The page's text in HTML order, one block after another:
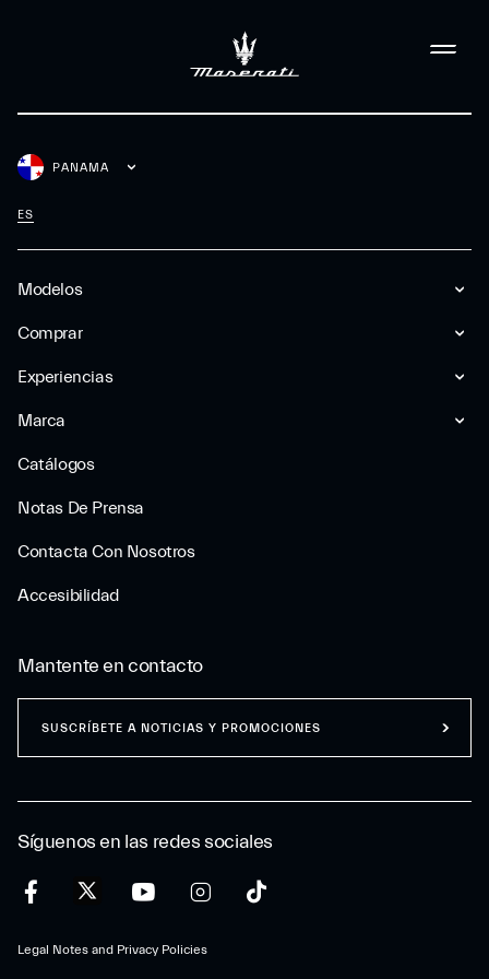
Modelos
Comprar
Experiencias
Marca
Catálogos
Notas De Prensa
Contacta Con Nosotros
Accesibilidad
PANAMA
ES
Síguenos en las redes sociales
Legal Notes and Privacy Policies
Mantente en contacto
SUSCRÍBETE A NOTICIAS Y PROMOCIONES